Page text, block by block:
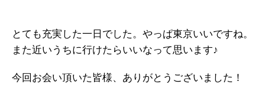
とても充実した一日でした。やっぱ東京いいですね。
また近いうちに行けたらいいなって思います♪
今回お会い頂いた皆様、ありがとうございました！